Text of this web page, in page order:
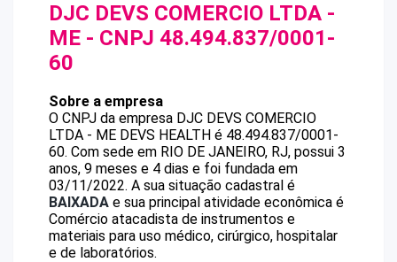
DJC DEVS COMERCIO LTDA -
ME - CNPJ 48.494.837/0001-
60
Sobre a empresa
O CNPJ da empresa DJC DEVS COMERCIO
LTDA - ME DEVS HEALTH é 48.494.837/0001-
60. Com sede em RIO DE JANEIRO, RJ, possui 3
anos, 9 meses e 4 dias e foi fundada em
03/11/2022. A sua situação cadastral é
BAIXADA e sua principal atividade econômica é
Comércio atacadista de instrumentos e
materiais para uso médico, cirúrgico, hospitalar
e de laboratórios.